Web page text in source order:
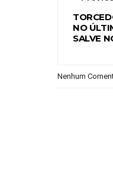
NO
SALVE
Nenhum